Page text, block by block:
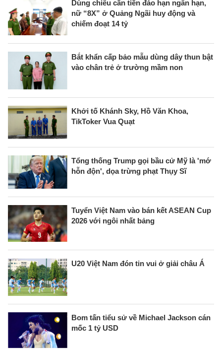
Dùng chiêu cần tiền đáo hạn ngân hạn,
nữ “8X” ở Quảng Ngãi huy động và
chiếm đoạt 14 tỷ
Bắt khẩn cấp bảo mẫu dùng dây thun bật
vào chân trẻ ở trường mầm non
Khởi tố Khánh Sky, Hồ Văn Khoa,
TikToker Vua Quạt
Tổng thống Trump gọi bầu cử Mỹ là 'mớ
hỗn độn', dọa trừng phạt Thụy Sĩ
Tuyển Việt Nam vào bán kết ASEAN Cup
2026 với ngôi nhất bảng
U20 Việt Nam đón tin vui ở giải châu Á
Bom tấn tiểu sử về Michael Jackson cán
mốc 1 tỷ USD